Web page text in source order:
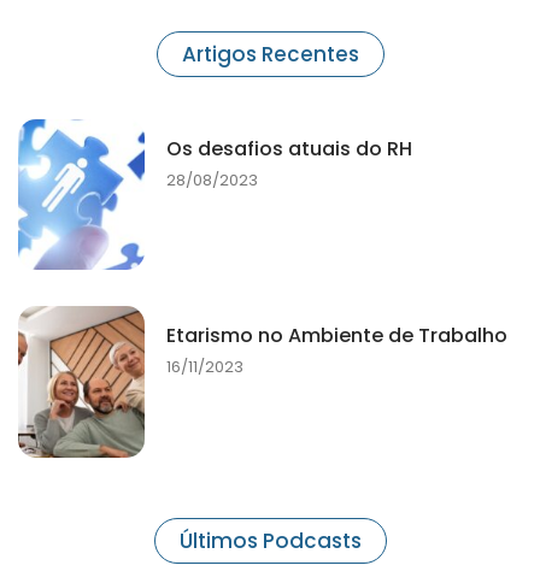
Artigos Recentes
Os desafios atuais do RH
28/08/2023
Etarismo no Ambiente de Trabalho
16/11/2023
Últimos Podcasts